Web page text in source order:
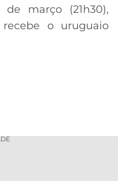
março (21h30),
o uruguaio